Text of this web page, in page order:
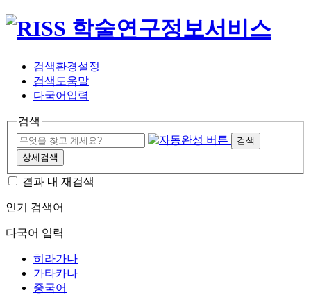
검색환경설정
검색도움말
다국어입력
검색
검색
상세검색
결과 내 재검색
인기 검색어
다국어 입력
히라가나
가타카나
중국어